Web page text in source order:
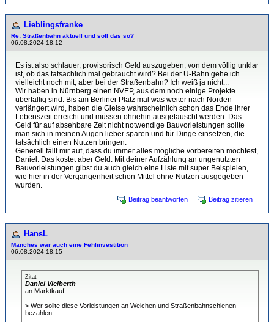
Lieblingsfranke
Re: Straßenbahn aktuell und soll das so?
06.08.2024 18:12
Es ist also schlauer, provisorisch Geld auszugeben, von dem völlig unklar
ist, ob das tatsächlich mal gebraucht wird? Bei der U-Bahn gehe ich
vielleicht noch mit, aber bei der Straßenbahn? Ich weiß ja nicht...
Wir haben in Nürnberg einen NVEP, aus dem noch einige Projekte
überfällig sind. Bis am Berliner Platz mal was weiter nach Norden
verlängert wird, haben die Gleise wahrscheinlich schon das Ende ihrer
Lebenszeit erreicht und müssen ohnehin ausgetauscht werden. Das
Geld für auf absehbare Zeit nicht notwendige Bauvorleistungen sollte
man sich in meinen Augen lieber sparen und für Dinge einsetzen, die
tatsächlich einen Nutzen bringen.
Generell fällt mir auf, dass du immer alles mögliche vorbereiten möchtest,
Daniel. Das kostet aber Geld. Mit deiner Aufzählung an ungenutzten
Bauvorleistungen gibst du auch gleich eine Liste mit super Beispielen,
wie hier in der Vergangenheit schon Mittel ohne Nutzen ausgegeben
wurden.
Beitrag beantworten Beitrag zitieren
HansL
Manches war auch eine Fehlinvestition
06.08.2024 18:15
Zitat
Daniel Vielberth
an Marktkauf
> Wer sollte diese Vorleistungen an Weichen und Straßenbahnschienen
bezahlen.